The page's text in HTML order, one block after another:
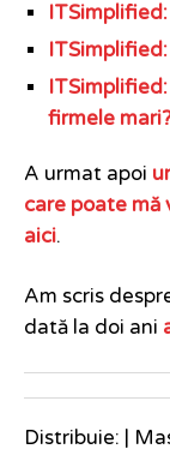
firmele
A urmat apoi
care poate mă
aici.
Am scris
dată la doi ani
Distribuie: |